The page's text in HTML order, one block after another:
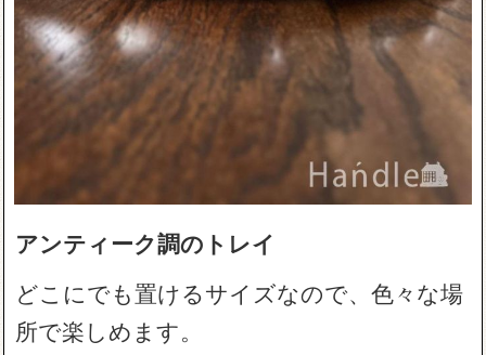
アンティーク調のトレイ
どこにでも置けるサイズなので、色々な場
所で楽しめます。